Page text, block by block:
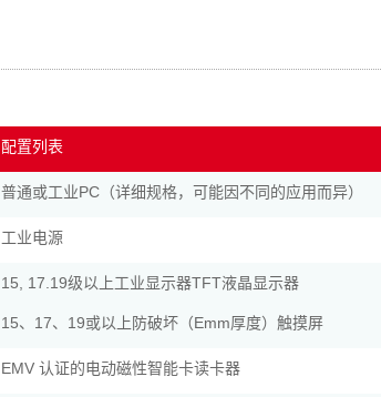
配置列表
普通或工业PC（详细规格，可能因不同的应用而异）
工业电源
15, 17.19级以上工业显示器TFT液晶显示器
15、17、19或以上防破坏（Emm厚度）触摸屏
EMV 认证的电动磁性智能卡读卡器